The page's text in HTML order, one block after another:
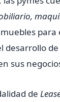
desarrollo
sus
de